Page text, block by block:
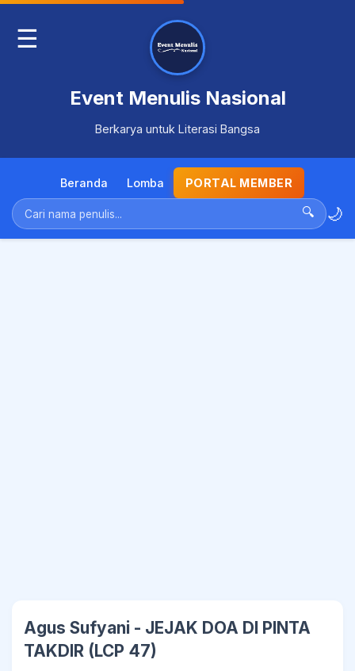
☰
Event Menulis Nasional
Berkarya untuk Literasi Bangsa
Beranda Lomba PORTAL MEMBER
🔍 🌙
Agus Sufyani - JEJAK DOA DI PINTA
TAKDIR (LCP 47)